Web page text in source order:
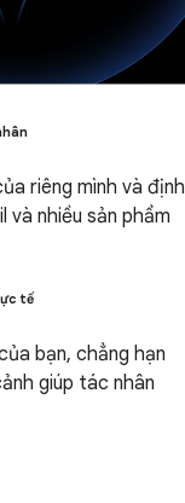
riêng mình và định
và nhiều sản phẩm
tế
bạn, chẳng hạn
giúp tác nhân